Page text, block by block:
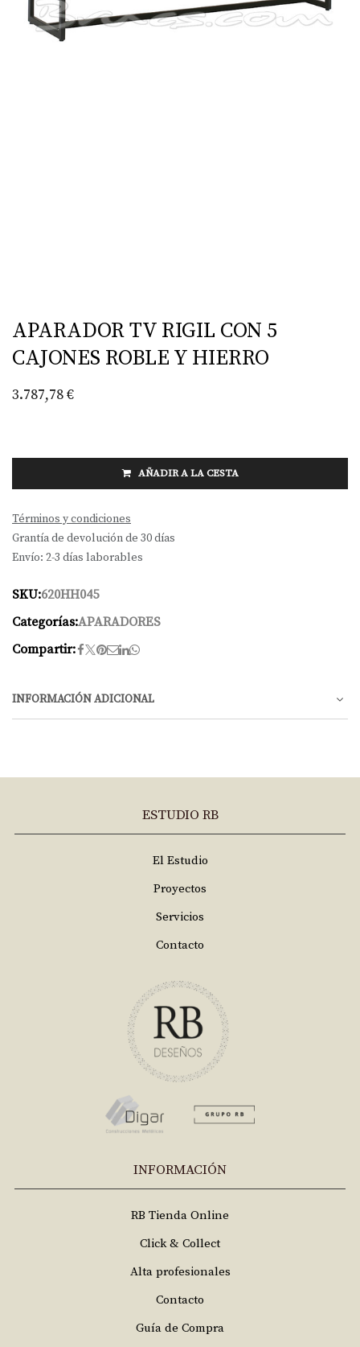
APARADOR TV RIGIL CON 5
CAJONES ROBLE Y HIERRO
3.787,78€
AÑADIR A LA CESTA
Términos y condiciones
Grantía de devolución de 30 días
Envío: 2-3 días laborables
SKU:620HH045
Categorías:APARADORES
Compartir:
INFORMACIÓN ADICIONAL
ESTUDIO RB
El Estudio
Proyectos
Servicios
Contacto
INFORMACIÓN
RB Tienda Online
Click & Collect
Alta profesionales
Contacto
Guía de Compra